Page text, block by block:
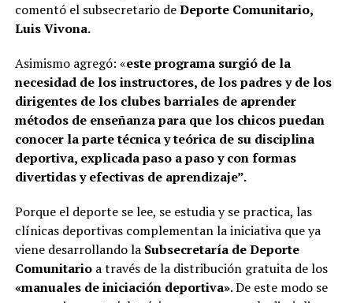
comentó el subsecretario deDeporte Comunitario,
Luis Vivona.
Asimismo agregó: «este programa surgió de la
necesidad de los instructores, de los padres y de los
dirigentes de los clubes barriales de aprender
métodos de enseñanza para que los chicos puedan
conocer la parte técnica y teórica de su disciplina
deportiva, explicada paso a paso y con formas
divertidas y efectivas de aprendizaje”.
Porque el deporte se lee, se estudia y se practica, las
clínicas deportivas complementan la iniciativa que ya
viene desarrollando la Subsecretaría de Deporte
Comunitarioa través de la distribución gratuita de los
«manuales de iniciación deportiva». De este modo se